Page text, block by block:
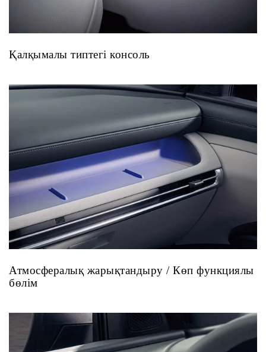
Қалқымалы типтегі консоль
Атмосфералық жарықтандыру / Көп функциялы
бөлім